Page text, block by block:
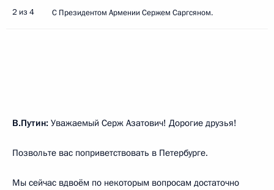
2 из 4 С Президентом Армении Сержем Саргсяном.
В.Путин: Уважаемый Серж Азатович! Дорогие друзья!
Позвольте вас поприветствовать в Петербурге.
Мы сейчас вдвоём по некоторым вопросам достаточно